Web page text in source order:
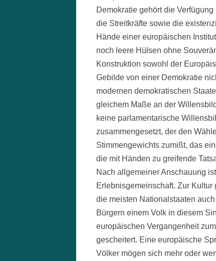
Demokratie gehört die
die Streitkräfte sowie die
Hände einer europäischen
noch leere Hülsen ohne
Konstruktion sowohl der
Gebilde von einer Demokratie
modernen demokratischen
gleichem Maße an der
keine parlamentarische
zusammengesetzt, der den
Stimmengewichts zumißt, das
die mit Händen zu greifende
Nach allgemeiner Anschauung
Erlebnisgemeinschaft. Zur
die meisten Nationalstaaten
Bürgern einem Volk in diesem
europäischen Vergangenheit
gescheitert. Eine europäische
Völker mögen sich mehr oder